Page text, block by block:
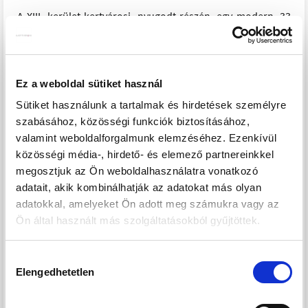
Ez a weboldal sütiket használ
Sütiket használunk a tartalmak és hirdetések személyre
szabásához, közösségi funkciók biztosításához,
valamint weboldalforgalmunk elemzéséhez. Ezenkívül
közösségi média-, hirdető- és elemező partnereinkkel
megosztjuk az Ön weboldalhasználatra vonatkozó
adatait, akik kombinálhatják az adatokat más olyan
adatokkal, amelyeket Ön adott meg számukra vagy az
Ön által használt más szolgáltatásokból gyűjtöttek.
kiválasztása
Elengedhetetlen
A XIII. kerület kertvárosi, nyugodt részén, egy modern, 33
lakásos társasházban kínálunk kiemelkedő műszaki
tartalommal rendelkező lakásokat. A projekt már
gyorsan birtokba vehetők.
A korszerű kialakítás, a látványos homlokzat és a
hőszivattyús rendszer nemcsak modern életérzést, hanem
alacsony fenntartási költséget is biztosít. Ideális választás
saját otthonnak és befektetésnek egyaránt.
A kínálatban 30–104 m² közötti, 1–4 szobás lakások
érhetők el, többféle elrendezéssel. Minden lakáshoz erkély,
terasz vagy loggia tartozik, a földszinti lakások pedig saját
A társasházban opcionálisan autóbeállók és tárolók is
vásárolhatók, így a mindennapi kényelem teljes mértékben